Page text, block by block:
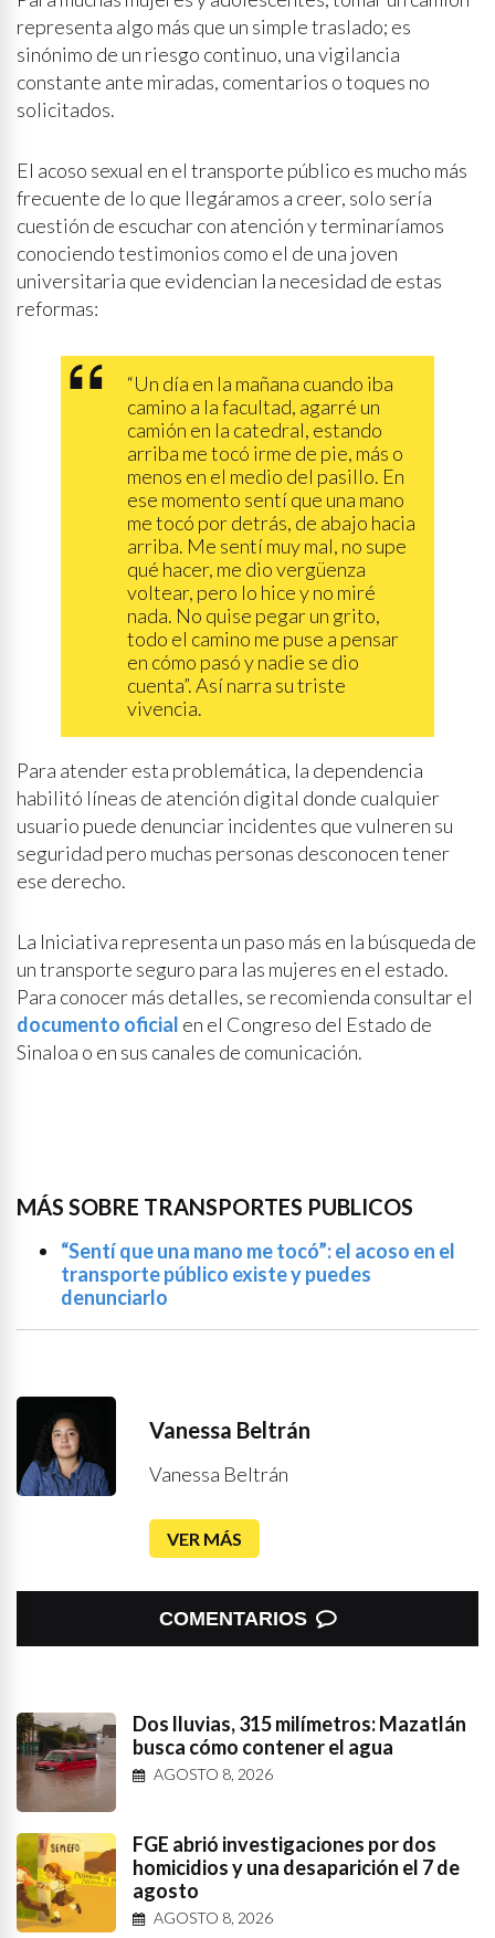
representa algo más que un simple traslado; es
sinónimo de un riesgo continuo, una vigilancia
constante ante miradas, comentarios o toques no
solicitados.
El acoso sexual en el transporte público es mucho más
frecuente de lo que llegáramos a creer, solo sería
cuestión de escuchar con atención y terminaríamos
conociendo testimonios como el de una joven
universitaria que evidencian la necesidad de estas
reformas:
“Un día en la mañana cuando iba
camino a la facultad, agarré un
camión en la catedral, estando
arriba me tocó irme de pie, más o
menos en el medio del pasillo. En
ese momento sentí que una mano
me tocó por detrás, de abajo hacia
arriba. Me sentí muy mal, no supe
qué hacer, me dio vergüenza
voltear, pero lo hice y no miré
nada. No quise pegar un grito,
todo el camino me puse a pensar
en cómo pasó y nadie se dio
cuenta”. Así narra su triste
vivencia.
Para atender esta problemática, la dependencia
habilitó líneas de atención digital donde cualquier
usuario puede denunciar incidentes que vulneren su
seguridad pero muchas personas desconocen tener
ese derecho.
La Iniciativa representa un paso más en la búsqueda de
un transporte seguro para las mujeres en el estado.
Para conocer más detalles, se recomienda consultar el
documento oficial en el Congreso del Estado de
Sinaloa o en sus canales de comunicación.
MÁS SOBRE TRANSPORTES PUBLICOS
“Sentí que una mano me tocó”: el acoso en el
transporte público existe y puedes
denunciarlo
Vanessa Beltrán
Vanessa Beltrán
VER MÁS
COMENTARIOS
Dos lluvias, 315 milímetros: Mazatlán
busca cómo contener el agua
AGOSTO 8, 2026
FGE abrió investigaciones por dos
homicidios y una desaparición el 7 de
agosto
AGOSTO 8, 2026